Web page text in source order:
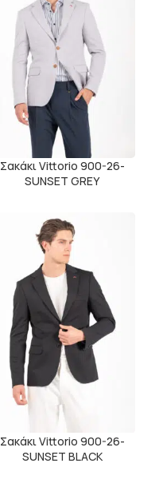
Σακάκι Vittorio 900-26-
SUNSET GREY
Σακάκι Vittorio 900-26-
SUNSET BLACK